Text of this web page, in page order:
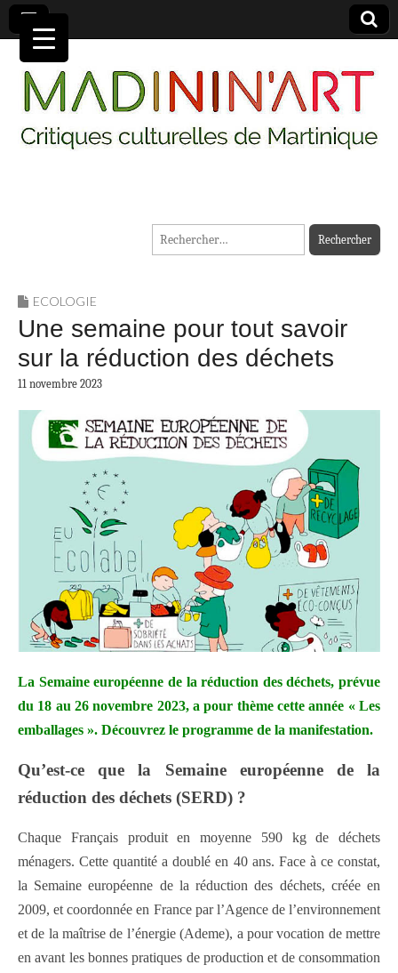
MADININ'ART
Rechercher :
ECOLOGIE
Une semaine pour tout savoir
sur la réduction des déchets
11 novembre 2023
La Semaine européenne de la réduction des déchets, prévue
du 18 au 26 novembre 2023, a pour thème cette année « Les
emballages ». Découvrez le programme de la manifestation.
Qu’est-ce que la Semaine européenne de la
réduction des déchets (SERD) ?
Chaque Français produit en moyenne 590 kg de déchets
ménagers. Cette quantité a doublé en 40 ans. Face à ce constat,
la Semaine européenne de la réduction des déchets, créée en
2009, et coordonnée en France par l’Agence de l’environnement
et de la maîtrise de l’énergie (Ademe), a pour vocation de mettre
en avant les bonnes pratiques de production et de consommation